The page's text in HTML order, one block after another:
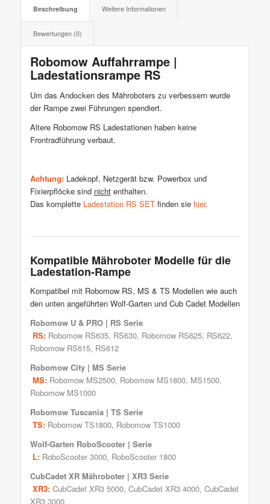
Beschreibung Weitere Informationen
Bewertungen (0)
Robomow Auffahrrampe |
Ladestationsrampe RS
Um das Andocken des Mähroboters zu verbessern wurde
der Rampe zwei Führungen spendiert.
Altere Robomow RS Ladestationen haben keine
Frontradführung verbaut.
Achtung:Ladekopf, Netzgerät bzw. Powerbox und
Fixierpflöcke sind nichtenthalten.
Das komplette Ladestation RS SETfinden sie hier.
Kompatible Mähroboter Modelle für die
Ladestation-Rampe
Kompatibel mit Robomow RS, MS & TS Modellen wie auch
den unten angeführten Wolf-Garten und Cub Cadet Modellen
RobomowU & PRO | RS Serie
RS: Robomow RS635, RS630, Robomow RS625, RS622,
Robomow RS615, RS612
RobomowCity | MS Serie
MS:Robomow MS2500, Robomow MS1800, MS1500,
Robomow MS1000
RobomowTuscania | TS Serie
TS:Robomow TS1800, Robomow TS1000
Wolf-Garten RoboScooter| Serie
L:RoboScooter 3000, RoboScooter 1800
CubCadet XR Mähroboter| XR3 Serie
XR3: CubCadet XR3 5000, CubCadet XR3 4000, CubCadet
XR3 3000